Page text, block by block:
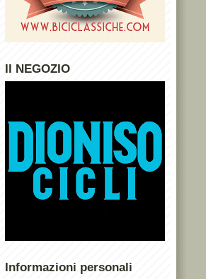
Il NEGOZIO
Informazioni personali